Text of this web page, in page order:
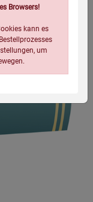
Browsers!
kann es
um